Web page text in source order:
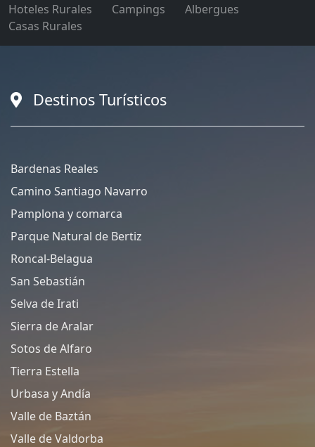
Hoteles Rurales Campings
Albergues
Casas Rurales
Destinos Turísticos
Bardenas Reales
Camino Santiago Navarro
Pamplona y comarca
Parque Natural de Bertiz
Roncal-Belagua
San Sebastián
Selva de Irati
Sierra de Aralar
Sotos de Alfaro
Tierra Estella
Urbasa y Andía
Valle de Baztán
Valle de Valdorba